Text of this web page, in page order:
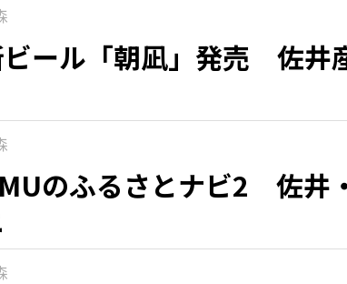
ール「朝凪」発売 佐井
のふるさとナビ2 佐井